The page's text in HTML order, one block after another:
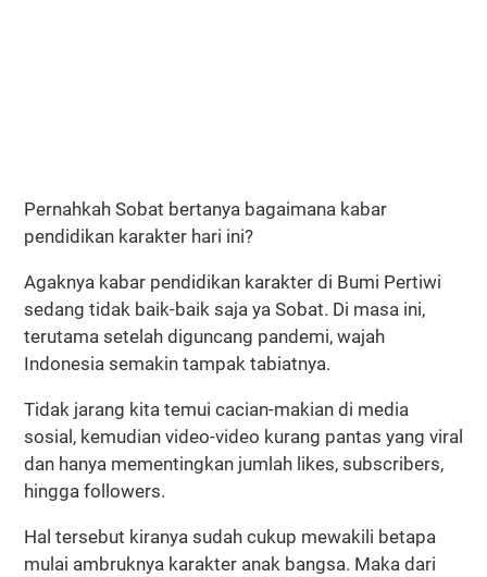
Pernahkah Sobat bertanya bagaimana kabar
pendidikan karakter hari ini?
Agaknya kabar pendidikan karakter di Bumi Pertiwi
sedang tidak baik-baik saja ya Sobat. Di masa ini,
terutama setelah diguncang pandemi, wajah
Indonesia semakin tampak tabiatnya.
Tidak jarang kita temui cacian-makian di media
sosial, kemudian video-video kurang pantas yang viral
dan hanya mementingkan jumlah likes, subscribers,
hingga followers.
Hal tersebut kiranya sudah cukup mewakili betapa
mulai ambruknya karakter anak bangsa. Maka dari